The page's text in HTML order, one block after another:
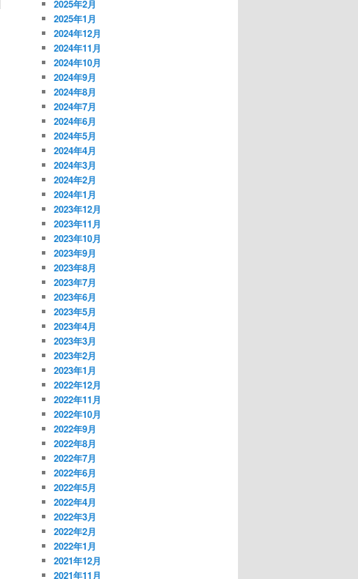
2025年2月
2025年1月
2024年12月
2024年11月
2024年10月
2024年9月
2024年8月
2024年7月
2024年6月
2024年5月
2024年4月
2024年3月
2024年2月
2024年1月
2023年12月
2023年11月
2023年10月
2023年9月
2023年8月
2023年7月
2023年6月
2023年5月
2023年4月
2023年3月
2023年2月
2023年1月
2022年12月
2022年11月
2022年10月
2022年9月
2022年8月
2022年7月
2022年6月
2022年5月
2022年4月
2022年3月
2022年2月
2022年1月
2021年12月
2021年11月